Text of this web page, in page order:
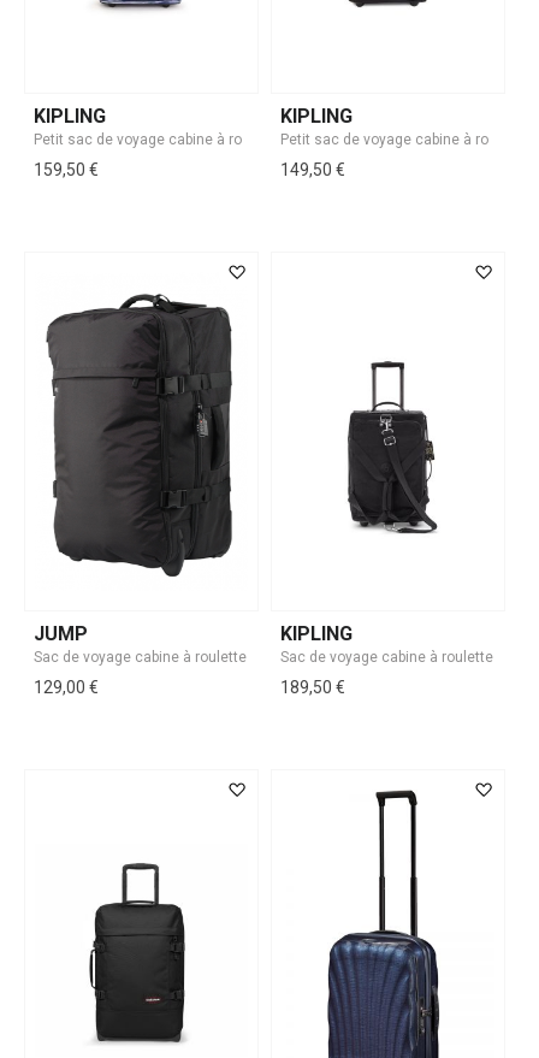
KIPLING
159,50 €
KIPLING
149,50 €
JUMP
129,00 €
KIPLING
189,50 €